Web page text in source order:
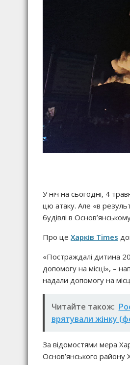
У ніч на сьогодні, 4
цю атаку. Але «в
будівлі в
Про це Харків Times
«Постраждалі дитина
допомогу на місці», –
надали допомогу на
Читайте також:
врятували жінку
За відомостями мера
Основ’янського району